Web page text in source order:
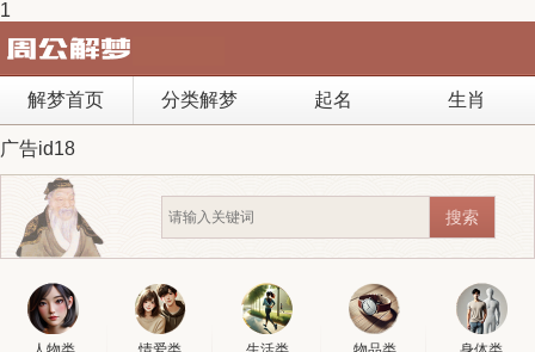
1
解梦首页 分类解梦 起名 生肖
广告id18